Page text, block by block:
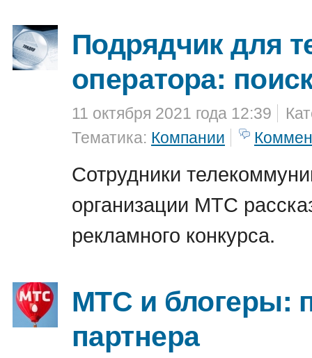
Подрядчик для
оператора:
11 октября 2021 года 12:39
Тематика: Компании
Сотрудники
организации МТС
рекламного конкурса.
МТС и блогеры:
партнера